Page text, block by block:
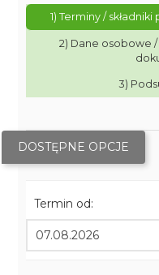
1) Terminy /
2) Dane osobowe
3)
DOSTĘPNE OPCJE
Termin od: